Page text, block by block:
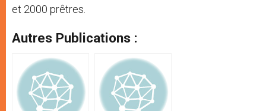
et 2000 prêtres.
Autres Publications :